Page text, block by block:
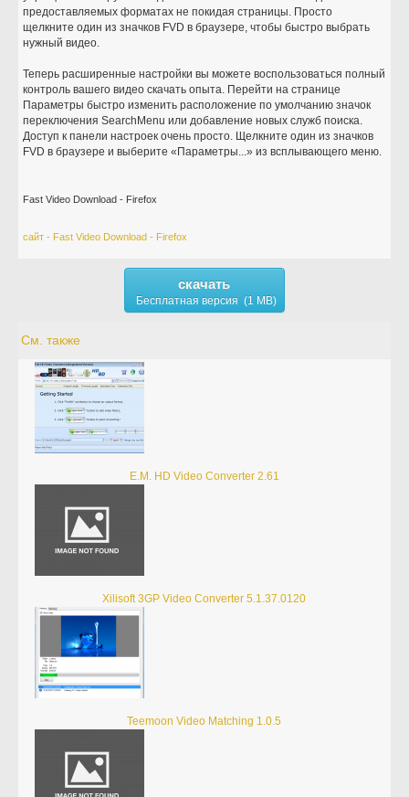
предоставляемых форматах не покидая страницы. Просто
щелкните один из значков FVD в браузере, чтобы быстро выбрать
нужный видео.
Теперь расширенные настройки вы можете воспользоваться полный
контроль вашего видео скачать опыта. Перейти на странице
Параметры быстро изменить расположение по умолчанию значок
переключения SearchMenu или добавление новых служб поиска.
Доступ к панели настроек очень просто. Щелкните один из значков
FVD в браузере и выберите «Параметры...» из всплывающего меню.
Fast Video Download - Firefox
сайт - Fast Video Download - Firefox
скачать
Бесплатная версия (1 MB)
См. также
E.M. HD Video Converter 2.61
Xilisoft 3GP Video Converter 5.1.37.0120
Teemoon Video Matching 1.0.5